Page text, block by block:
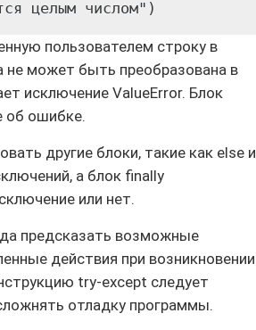
пользователем строку в
не может быть преобразована в
исключение ValueError. Блок
об ошибке.
другие блоки, такие как else и
а блок finally
или нет.
предсказать возможные
действия при возникновении
try-except следует
отладку программы.